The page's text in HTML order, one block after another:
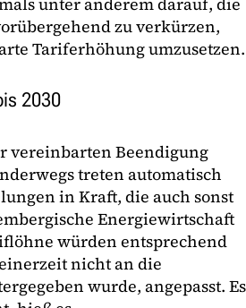
zu verkürzen,
Tariferhöhung umzusetzen.
2030
vereinbarten Beendigung
treten automatisch
in Kraft, die auch sonst
Energiewirtschaft
würden entsprechend
nicht an die
wurde, angepasst. Es